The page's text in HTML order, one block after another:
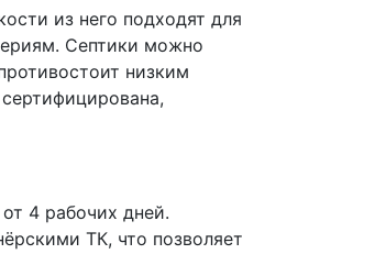
из него подходят для
Септики можно
низким
4 рабочих дней.
ТК, что позволяет